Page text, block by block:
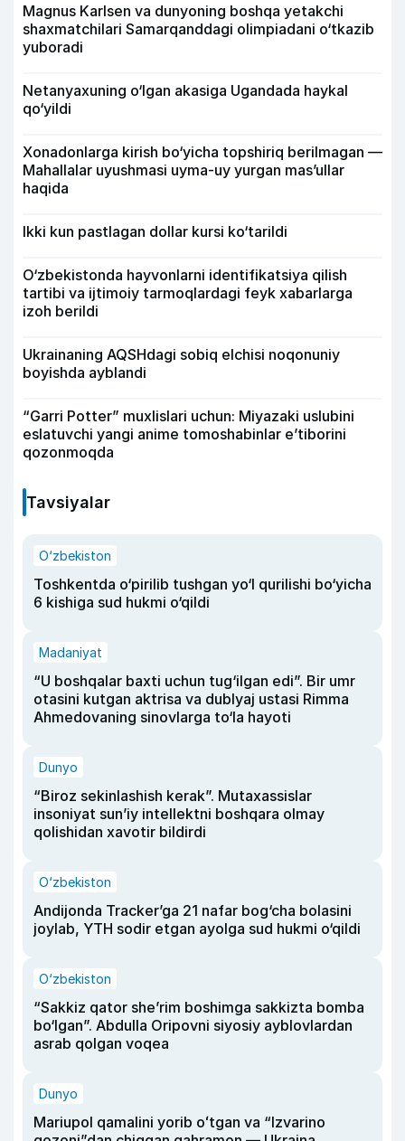
Magnus Karlsen va dunyoning boshqa yetakchi
shaxmatchilari Samarqanddagi olimpiadani o‘tkazib
yuboradi
Netanyaxuning o‘lgan akasiga Ugandada haykal
qo‘yildi
Xonadonlarga kirish bo‘yicha topshiriq berilmagan —
Mahallalar uyushmasi uyma-uy yurgan mas’ullar
haqida
Ikki kun pastlagan dollar kursi ko‘tarildi
O‘zbekistonda hayvonlarni identifikatsiya qilish
tartibi va ijtimoiy tarmoqlardagi feyk xabarlarga
izoh berildi
Ukrainaning AQSHdagi sobiq elchisi noqonuniy
boyishda ayblandi
“Garri Potter” muxlislari uchun: Miyazaki uslubini
eslatuvchi yangi anime tomoshabinlar e’tiborini
qozonmoqda
Tavsiyalar
O‘zbekiston
Toshkentda o‘pirilib tushgan yo‘l qurilishi bo‘yicha
6 kishiga sud hukmi o‘qildi
Madaniyat
“U boshqalar baxti uchun tug‘ilgan edi”. Bir umr
otasini kutgan aktrisa va dublyaj ustasi Rimma
Ahmedovaning sinovlarga to‘la hayoti
Dunyo
“Biroz sekinlashish kerak”. Mutaxassislar
insoniyat sun’iy intellektni boshqara olmay
qolishidan xavotir bildirdi
O‘zbekiston
Andijonda Tracker’ga 21 nafar bog‘cha bolasini
joylab, YTH sodir etgan ayolga sud hukmi o‘qildi
O‘zbekiston
“Sakkiz qator she’rim boshimga sakkizta bomba
bo‘lgan”. Abdulla Oripovni siyosiy ayblovlardan
asrab qolgan voqea
Dunyo
Mariupol qamalini yorib oʻtgan va “Izvarino